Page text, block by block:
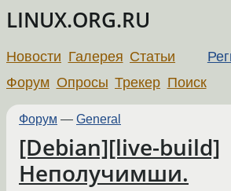
LINUX.ORG.RU
Новости Галерея Статьи
Форум Опросы Трекер Поиск
Форум — General
[Debian][live-build]
Неполучимши.